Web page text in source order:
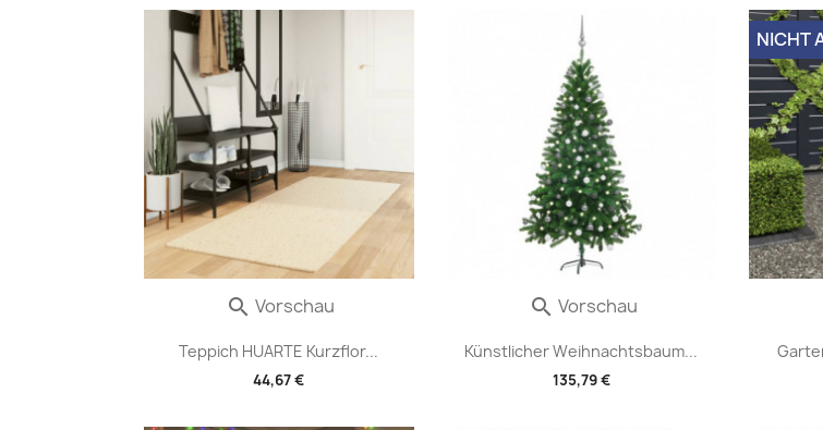
Teppich HUARTE Kurzflor...
44,67 €
 Vorschau
Künstlicher Weihnachtsbaum...
135,79 €
 Vorschau
NICHT